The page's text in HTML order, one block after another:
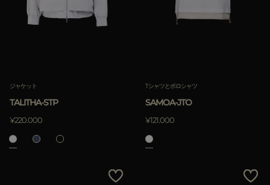
ジャケット
TALITHA-STP
¥220.000
Tシャツとポロシャツ
SAMOA-JTO
¥121.000